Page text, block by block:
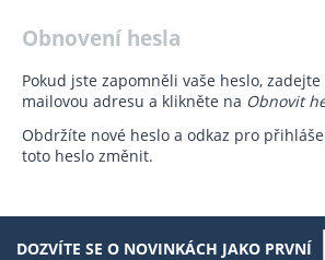
Obnovení hesla
Pokud jste zapomněli vaše heslo,
mailovou adresu a klikněte na Obnovit
Obdržíte nové heslo a odkaz pro
toto heslo změnit.
DOZVÍTE SE O NOVINKÁCH JAKO PRVNÍ